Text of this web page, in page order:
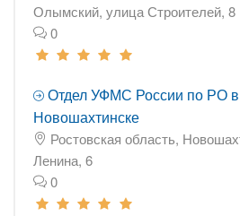
Олымский, улица Строителей, 8
0
Отдел УФМС России по РО в
Новошахтинске
Ростовская область,
Ленина, 6
0